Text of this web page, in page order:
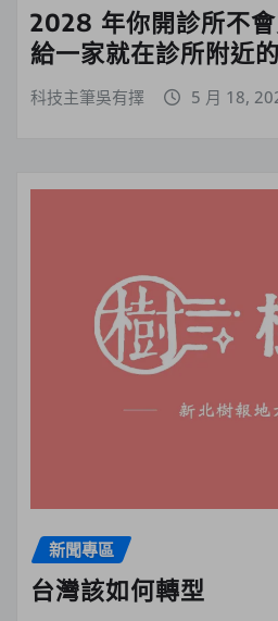
2028 年你開診所不
給一家就在診所附近
科技主筆吳有擇 5 月 18,
新聞專區
台灣該如何轉型